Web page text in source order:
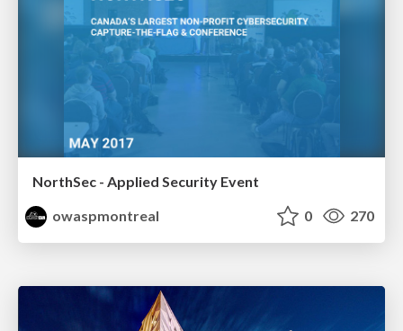
NorthSec - Applied Security Event
owaspmontreal
0 270